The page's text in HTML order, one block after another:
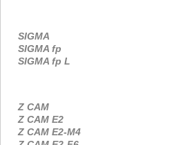
SIGMA
SIGMA fp
SIGMA fp L
Z CAM
Z CAM E2
Z CAM E2-M4